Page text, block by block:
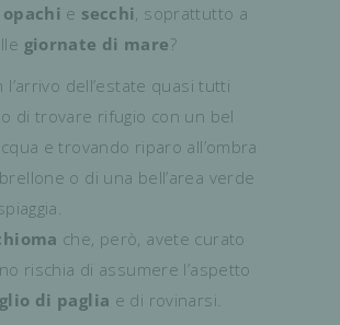
opachi e secchi , soprattutto a
giornate di mare?
l’arrivo dell’estate quasi tutti
di trovare rifugio con un bel
e trovando riparo all’ombra
o di una bell’area verde
che, però, avete curato
rischia di assumere l’aspetto
di paglia e di rovinarsi.